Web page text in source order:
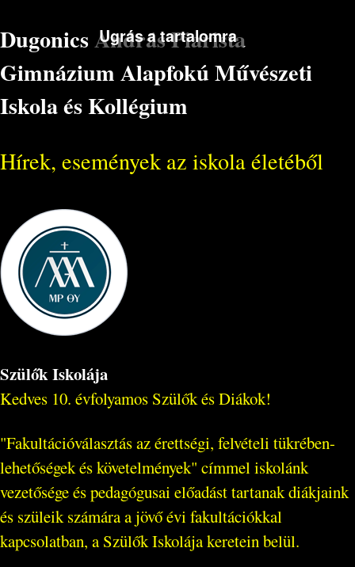
Ugrás a tartalomra
Dugonics András Piarista
Gimnázium Alapfokú Művészeti
Iskola és Kollégium
Hírek, események az iskola életéből
Szülők Iskolája
Kedves 10. évfolyamos Szülők és Diákok!
"Fakultációválasztás az érettségi, felvételi tükrében-
lehetőségek és követelmények" címmel iskolánk
vezetősége és pedagógusai előadást tartanak diákjaink
és szüleik számára a jövő évi fakultációkkal
kapcsolatban, a Szülők Iskolája keretein belül.